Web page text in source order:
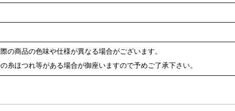
の商品の色味や仕様が異なる場合がございます。
糸ほつれ等がある場合が御座いますので予めご了承下さい。